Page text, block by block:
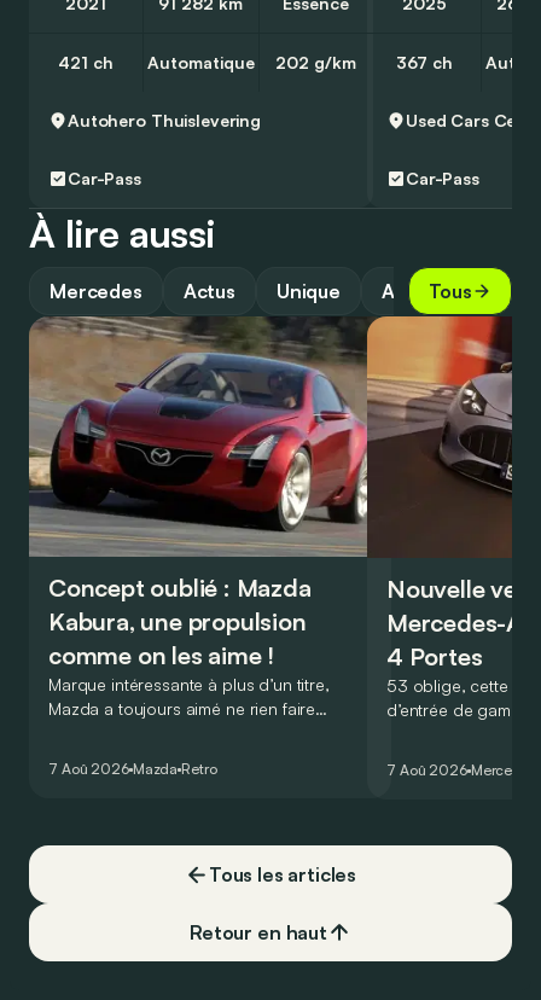
421 ch Automatique 202 g/km
Autohero Thuislevering
Car-Pass
367 ch
Car-Pass
À lire aussi
Mercedes Actus Unique AvenirTous
Concept oublié : Mazda
Kabura, une propulsion
comme on les aime !
Marque intéressante à plus d’un titre,
Mazda a toujours aimé ne rien faire
de la plus belle des manières…
7 Aoû 2026 Mazda Retro
Nouvelle
Mercedes-
4 Portes
53 oblige, cette
d’entrée de
moins…
7 Aoû 2026 Mercedes
Tous les articles
Retour en haut